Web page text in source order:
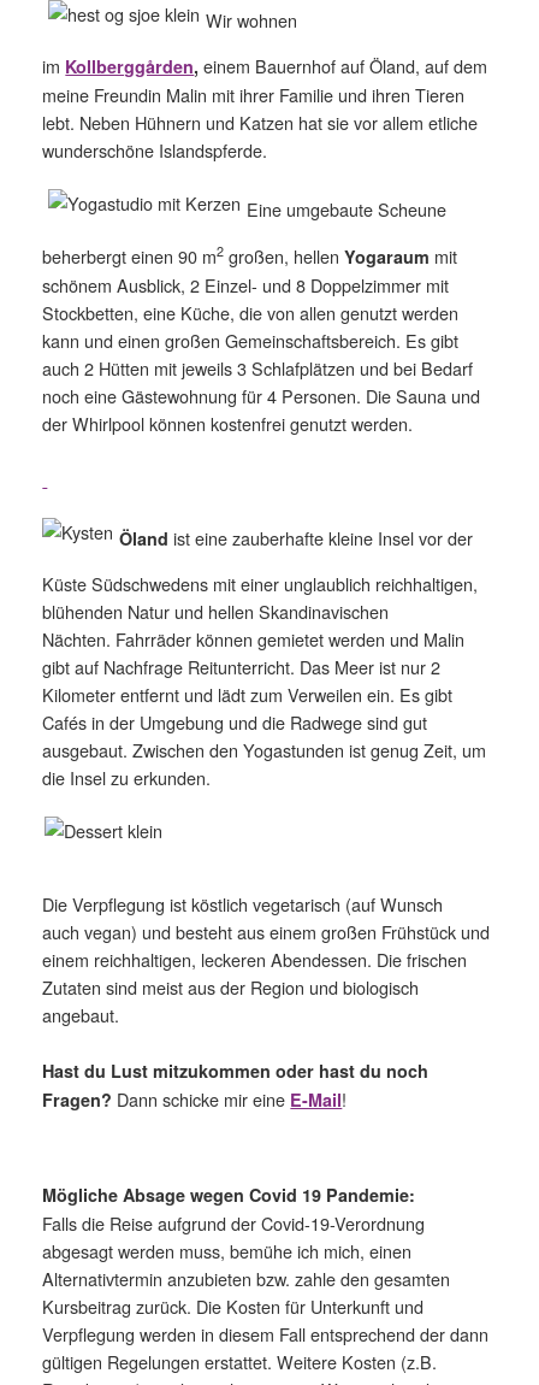
Wir wohnen
im Kollberggården, einem Bauernhof auf Öland, auf dem
meine Freundin Malin mit ihrer Familie und ihren Tieren
lebt. Neben Hühnern und Katzen hat sie vor allem etliche
wunderschöne Islandspferde.
Eine umgebaute Scheune
beherbergt einen 90 m2 großen, hellenYogaraum mit
schönem Ausblick, 2 Einzel- und 8 Doppelzimmer mit
Stockbetten, eine Küche, die von allen genutzt werden
kann und einen großen Gemeinschaftsbereich. Es gibt
auch 2 Hütten mit jeweils 3 Schlafplätzen und bei Bedarf
noch eine Gästewohnung für 4 Personen. Die Sauna und
der Whirlpool können kostenfrei genutzt werden.
Öland ist eine zauberhafte kleine Insel vor der
Küste Südschwedens mit einer unglaublich reichhaltigen,
blühenden Natur und hellen Skandinavischen
Nächten. Fahrräder können gemietet werden und Malin
gibt auf Nachfrage Reitunterricht. Das Meer ist nur 2
Kilometer entfernt und lädt zum Verweilen ein. Es gibt
Cafés in der Umgebung und die Radwege sind gut
ausgebaut. Zwischen den Yogastunden ist genug Zeit, um
die Insel zu erkunden.
Die Verpflegung ist köstlich vegetarisch (auf Wunsch
auch vegan) und besteht aus einem großen Frühstück und
einem reichhaltigen, leckeren Abendessen. Die frischen
Zutaten sind meist aus der Region und biologisch
angebaut.
Hast du Lust mitzukommen oder hast du noch
Fragen? Dann schicke mir eine E-Mail!
Mögliche Absage wegen Covid 19 Pandemie:
Falls die Reise aufgrund der Covid-19-Verordnung
abgesagt werden muss, bemühe ich mich, einen
Alternativtermin anzubieten bzw. zahle den gesamten
Kursbeitrag zurück. Die Kosten für Unterkunft und
Verpflegung werden in diesem Fall entsprechend der dann
gültigen Regelungen erstattet. Weitere Kosten (z.B.